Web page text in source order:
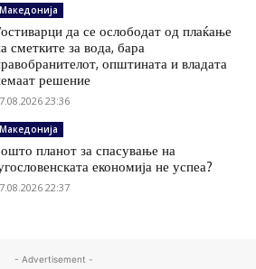
Македонија
да се ослободат од плаќање
сметките за вода, бара
општината и владата
решение
23:36
Македонија
планот за спасување на
економија не успеа?
22:37
- Advertisement -